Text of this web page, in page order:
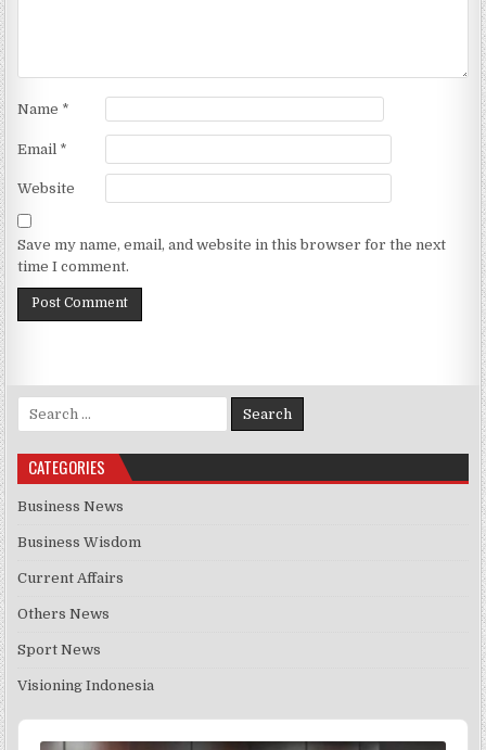
Name *
Email *
Website
Save my name, email, and website in this browser for the next
time I comment.
Search for:
CATEGORIES
Business News
Business Wisdom
Current Affairs
Others News
Sport News
Visioning Indonesia
Audio